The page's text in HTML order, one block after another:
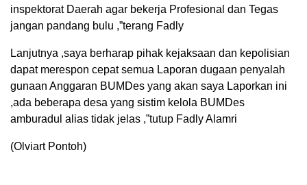
inspektorat Daerah agar bekerja Profesional dan Tegas
jangan pandang bulu ,”terang Fadly
Lanjutnya ,saya berharap pihak kejaksaan dan kepolisian
dapat merespon cepat semua Laporan dugaan penyalah
gunaan Anggaran BUMDes yang akan saya Laporkan ini
,ada beberapa desa yang sistim kelola BUMDes
amburadul alias tidak jelas ,”tutup Fadly Alamri
(Olviart Pontoh)